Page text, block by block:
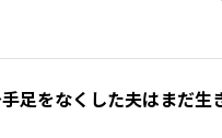
足をなくした夫はまだ生